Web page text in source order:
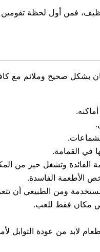
فمن أول لحظة
بشكل صحيح وملائم
في القمامة.
الفائدة وتشغل حيز من
الأطعمة الفاسدة.
ومن الطبيعي أن
مكان فقط للعب.
لابد من عودة التوابل